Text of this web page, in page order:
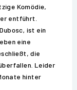
Komödie,
entführt.
ist ein
eine
die
Leider
hinter